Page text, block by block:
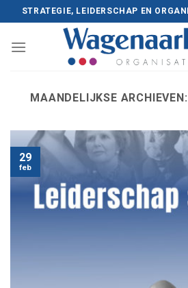
to
content
STRATEGIE, LEIDERSCHAP EN
MAANDELIJKSE ARCHIEVEN:
29
feb